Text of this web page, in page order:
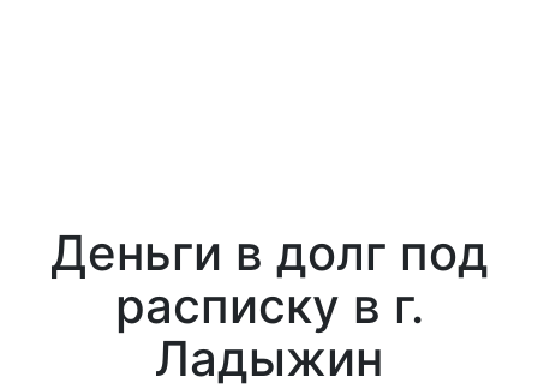
Деньги в долг под
расписку в г.
Ладыжин